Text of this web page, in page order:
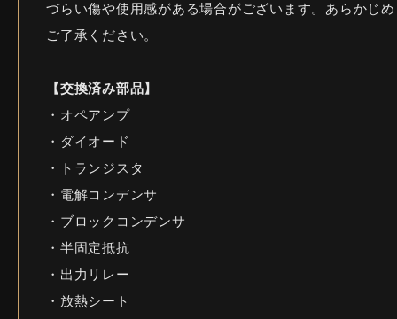
づらい傷や使用感がある場合がございます。あらかじめ
ご了承ください。
【交換済み部品】
・オペアンプ
・ダイオード
・トランジスタ
・電解コンデンサ
・ブロックコンデンサ
・半固定抵抗
・出力リレー
・放熱シート